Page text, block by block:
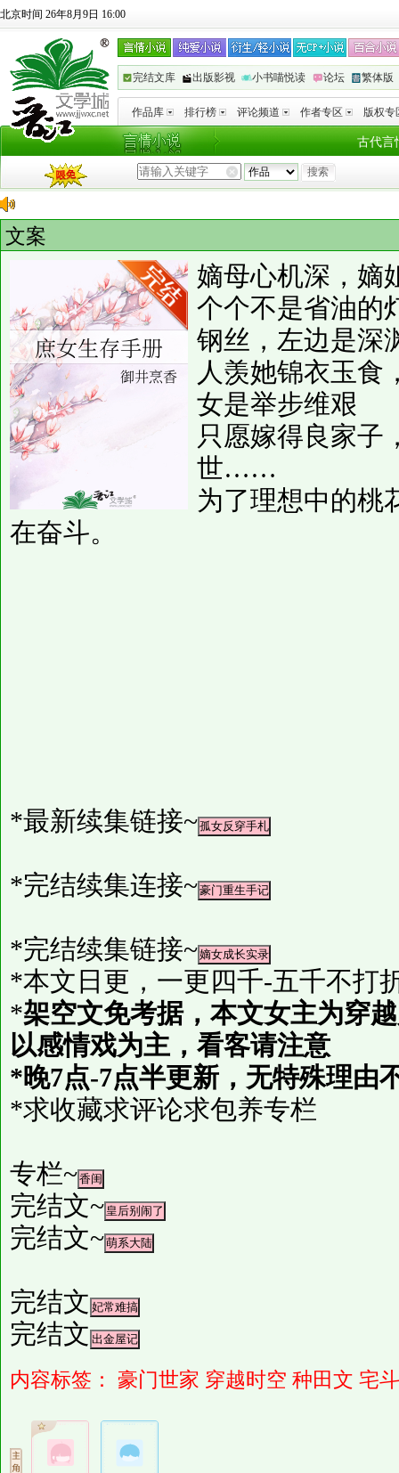
北京时间 26年8月9日 16:00
完结文库 出版影视 小书喵悦读 论坛 繁体版
作品库 排行榜 评论频道 作者专区 版权专
古代言
文案
嫡母心机深，嫡
个个不是省油的
钢丝，左边是深
人羡她锦衣玉食
女是举步维艰
只愿嫁得良家子
世……
为了理想中的桃
在奋斗。
*最新续集链接~
*完结续集连接~
*完结续集链接~
*本文日更，一更四千-五千不打
*架空文免考据，本文女主为穿
以感情戏为主，看客请注意
*晚7点-7点半更新，无特殊理由
*求收藏求评论求包养专栏
专栏~
完结文~
完结文~
完结文
完结文
内容标签： 豪门世家 穿越时空 种田文 宅斗